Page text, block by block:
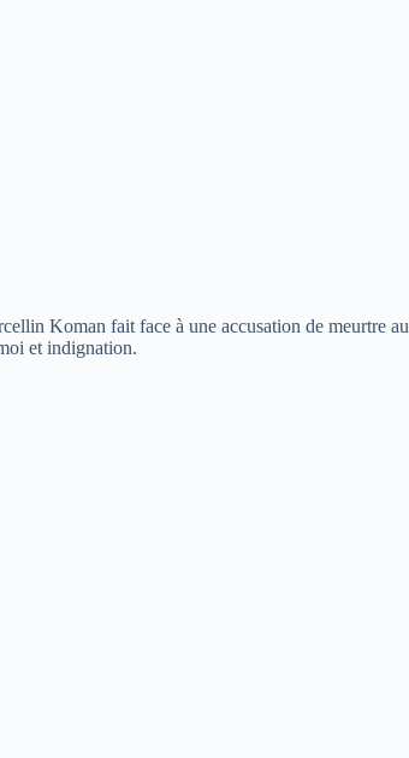
Koman fait face à une accusation de meurtre au
et indignation.